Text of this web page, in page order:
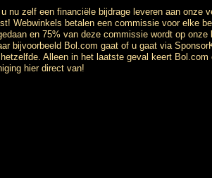
nu zelf een financiële bijdrage leveren aan onze
Webwinkels betalen een commissie voor elke
en 75% van deze commissie wordt op onze
bijvoorbeeld Bol.com gaat of u gaat via
Alleen in het laatste geval keert
hier direct van!